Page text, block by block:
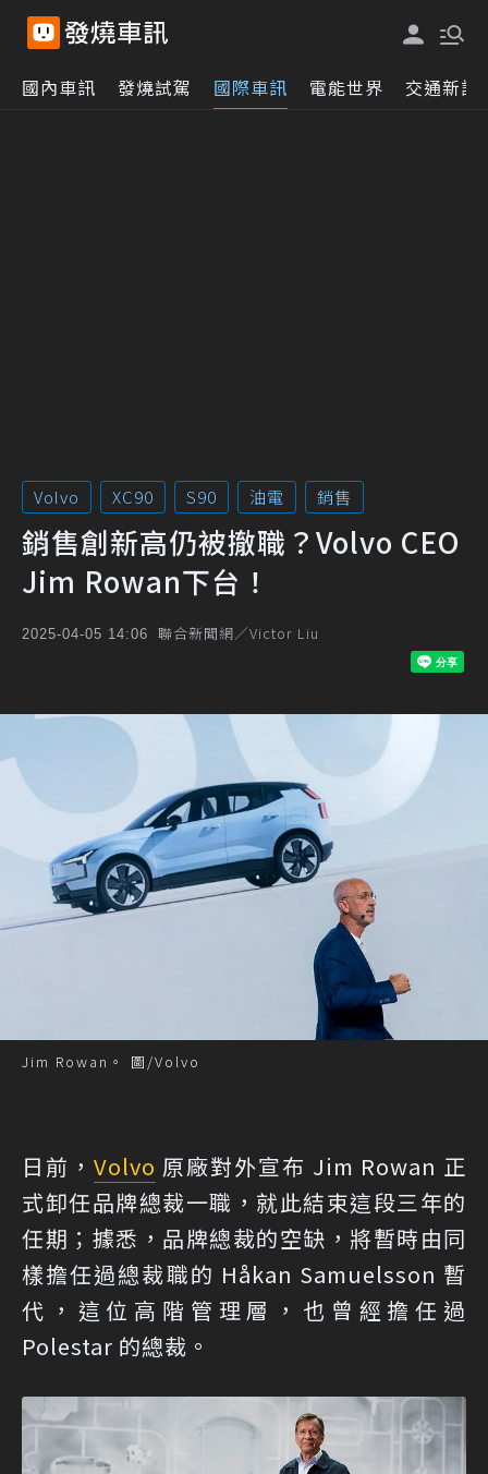
國內車訊 發燒試駕 國際車訊 電能世界 交通新訊
Volvo XC90 S90 油電 銷售
銷售創新高仍被撤職？Volvo CEO
Jim Rowan下台！
2025-04-05 14:06 聯合新聞網／Victor Liu
Jim Rowan。 圖/Volvo
日前， Volvo 原廠對外宣布 Jim Rowan 正
式卸任品牌總裁一職，就此結束這段三年的
任期；據悉，品牌總裁的空缺，將暫時由同
樣擔任過總裁職的 Håkan Samuelsson 暫
代，這位高階管理層，也曾經擔任過
Polestar 的總裁。